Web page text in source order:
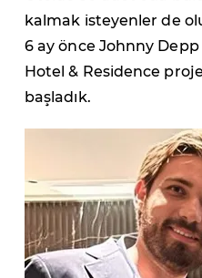
kalmak isteyenler de
6 ay önce Johnny
Hotel & Residence
başladık.